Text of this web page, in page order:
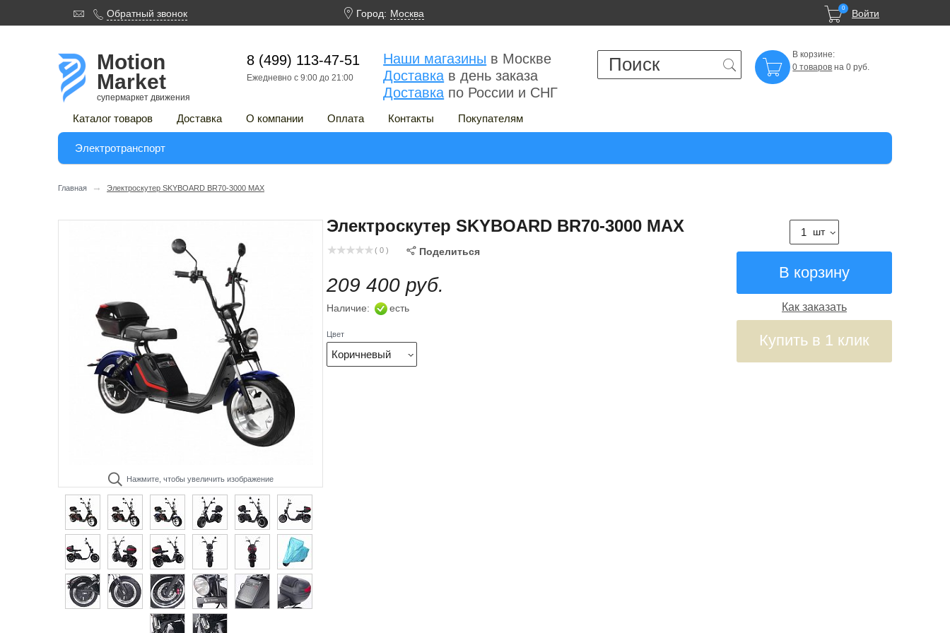
0 Войти
  Обратный звонок  Город: Москва
Motion
Market
супермаркет движения
8 (499) 113-47-51
Ежедневно с 9:00 до 21:00 
В корзине:
0 товаров на 0 руб.
Наши магазины в Москве
Доставка в день заказа
Доставка по России и СНГ
Каталог товаров Доставка О компании Оплата Контакты Покупателям
Электротранспорт
Главная → Электроскутер SKYBOARD BR70-3000 MAX
Электроскутер SKYBOARD BR70-3000 MAX
Нажмите, чтобы увеличить изображение
( 0 )  Поделиться
209 400 руб.
Наличие: есть
Цвет
Коричневый
шт
Как заказать
Купить в 1 клик